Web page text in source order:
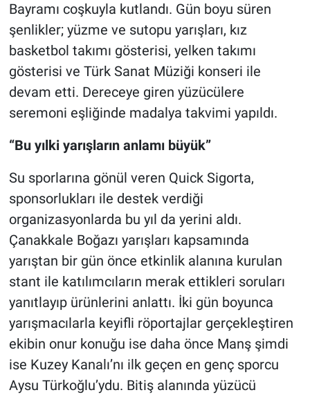
Bayramı coşkuyla kutlandı. Gün boyu süren
şenlikler; yüzme ve sutopu yarışları, kız
basketbol takımı gösterisi, yelken takımı
gösterisi ve Türk Sanat Müziği konseri ile
devam etti. Dereceye giren yüzücülere
seremoni eşliğinde madalya takvimi yapıldı.
“Bu yılki yarışların anlamı büyük”
Su sporlarına gönül veren Quick Sigorta,
sponsorlukları ile destek verdiği
organizasyonlarda bu yıl da yerini aldı.
Çanakkale Boğazı yarışları kapsamında
yarıştan bir gün önce etkinlik alanına kurulan
stant ile katılımcıların merak ettikleri soruları
yanıtlayıp ürünlerini anlattı. İki gün boyunca
yarışmacılarla keyifli röportajlar gerçekleştiren
ekibin onur konuğu ise daha önce Manş şimdi
ise Kuzey Kanalı’nı ilk geçen en genç sporcu
Aysu Türkoğlu’ydu. Bitiş alanında yüzücü